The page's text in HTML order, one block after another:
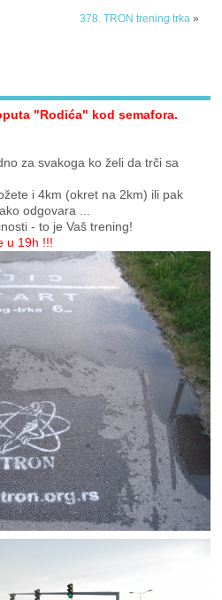
378. TRON trening trka »
"Rodića" kod semafora.
za svakoga ko želi da trči sa
i 4km (okret na 2km) ili pak
odgovara ...
- to je Vaš trening!
u 19h !!!